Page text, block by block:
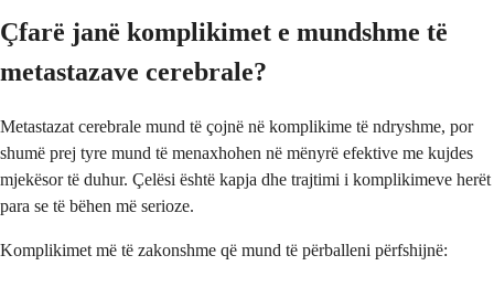
Çfarë janë komplikimet e mundshme të
metastazave cerebrale?
Metastazat cerebrale mund të çojnë në komplikime të ndryshme, por
shumë prej tyre mund të menaxhohen në mënyrë efektive me kujdes
mjekësor të duhur. Çelësi është kapja dhe trajtimi i komplikimeve herët
para se të bëhen më serioze.
Komplikimet më të zakonshme që mund të përballeni përfshijnë: